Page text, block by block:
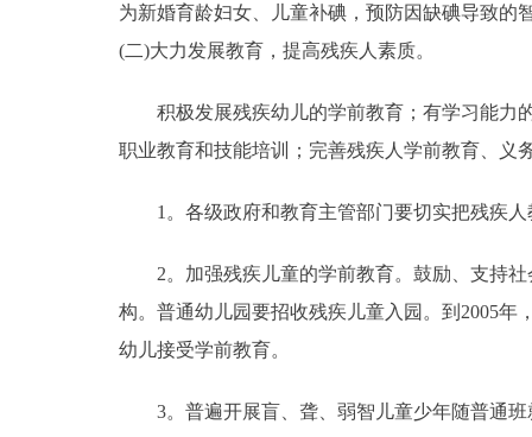
为新婚育龄妇女、儿童补碘，预防因缺碘导致
(二)大力发展教育，提高残疾人素质。
积极发展残疾幼儿的学前教育；有学习能力的
职业教育和技能培训；完善残疾人学前教育、义
1。各级政府和教育主管部门要切实把残疾人
2。加强残疾儿童的学前教育。鼓励、支持社
构。普通幼儿园要招收残疾儿童入园。到2005
幼儿接受学前教育。
3。普遍开展盲、聋、弱智儿童少年随普通班